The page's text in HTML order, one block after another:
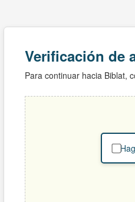
Verificación de
Para continuar hacia Biblat,